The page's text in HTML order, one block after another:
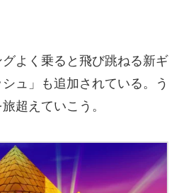
よく乗ると飛び跳ねる新ギ
ュ」も追加されている。う
超えていこう。